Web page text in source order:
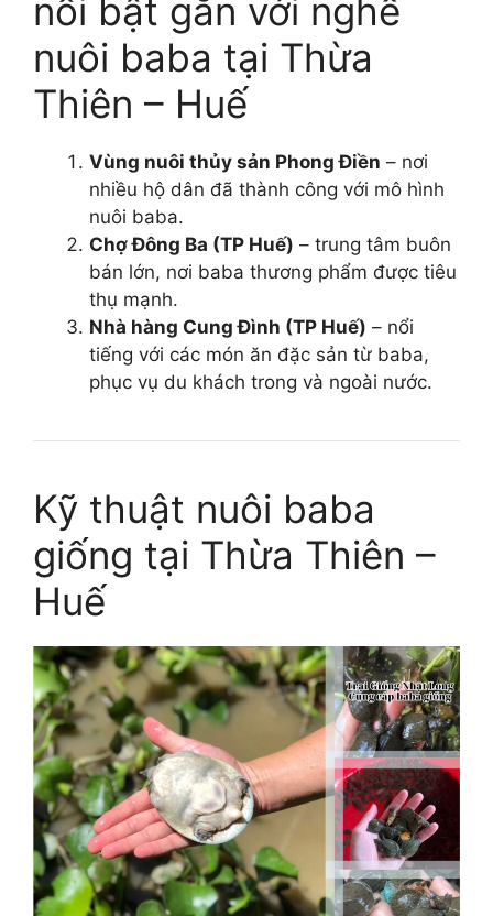
nổi bật gắn với nghề
nuôi baba tại Thừa
Thiên – Huế
Vùng nuôi thủy sản Phong Điền – nơi
nhiều hộ dân đã thành công với mô hình
nuôi baba.
Chợ Đông Ba (TP Huế) – trung tâm buôn
bán lớn, nơi baba thương phẩm được tiêu
thụ mạnh.
Nhà hàng Cung Đình (TP Huế) – nổi
tiếng với các món ăn đặc sản từ baba,
phục vụ du khách trong và ngoài nước.
Kỹ thuật nuôi baba
giống tại Thừa Thiên –
Huế